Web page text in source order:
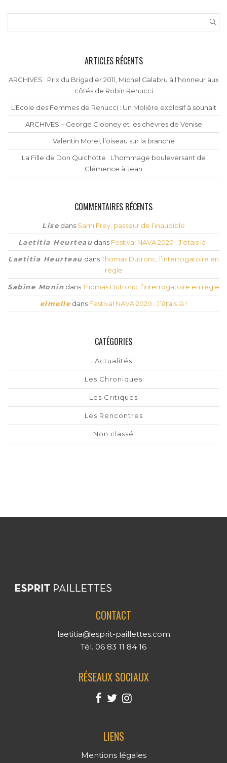
ARTICLES RÉCENTS
ARCHIVES : Prix du Brigadier 2011, Michel Galabru à l’honneur aux
côtés de Robin Renucci
L’Ecole des Femmes de Renucci : Un Molière explosif à souhait
ARCHIVES – George Clooney et les chèvres de Venise
Valentin Morel, l’oiseau sur la branche
La Fille de Don Quichotte : L’hommage bouleversant de
Clémence à Jean
COMMENTAIRES RÉCENTS
Lise dans Sami Frey, passeur de l’inaudible
Laetitia Heurteau dans Festival NAVA 2020 : J’étais là !
Laetitia Heurteau dansThomas Dutronc, l’interrogatoire en
règle
Sabine Monin dansThomas Dutronc, l’interrogatoire en règle
eimelle dans Festival NAVA 2020 : J’étais là !
CATÉGORIES
Actualités
Les Chroniques
Les Critiques
Les Rencontres
Non classé
CONTACT
laetitia@esprit-paillettes.com
Tél. 06 83 11 84 16
RÉSEAUX SOCIAUX
LIENS
Mentions légales